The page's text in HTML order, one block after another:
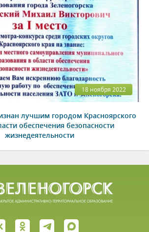
18 ноября 2022
лучшим городом Красноярского
обеспечения безопасности
жизнедеятельности